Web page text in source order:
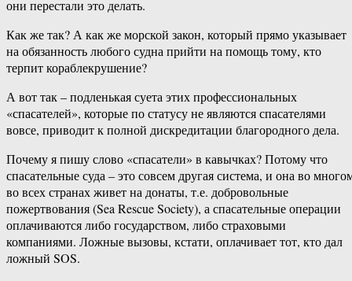
они перестали это делать.
Как же так? А как же морской закон, который прямо указывает
на обязанность любого судна прийти на помощь тому, кто
терпит кораблекрушение?
А вот так – подленькая суета этих профессиональных
«спасателей», которые по статусу не являются спасателями
вовсе, приводит к полной дискредитации благородного дела.
Почему я пишу слово «спасатели» в кавычках? Потому что
спасательные суда – это совсем другая система, и она во
во всех странах живет на донаты, т.е. добровольные
пожертвования (Sea Rescue Society), а спасательные операции
оплачиваются либо государством, либо страховыми
компаниями. Ложные вызовы, кстати, оплачивает тот, кто дал
ложный SOS.